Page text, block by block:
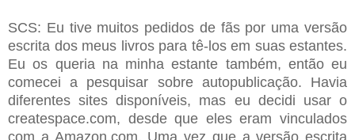
SCS: Eu tive muitos pedidos de fãs por uma versão
escrita dos meus livros para tê-los em suas estantes.
Eu os queria na minha estante também, então eu
comecei a pesquisar sobre autopublicação. Havia
diferentes sites disponíveis, mas eu decidi usar o
createspace.com, desde que eles eram vinculados
com a Amazon.com. Uma vez que a versão escrita